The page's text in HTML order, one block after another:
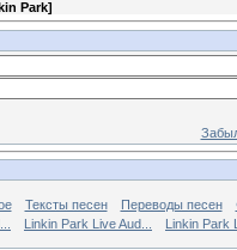
Park]
Тексты песен Переводы песен
Linkin Park Live Aud... Linkin Park